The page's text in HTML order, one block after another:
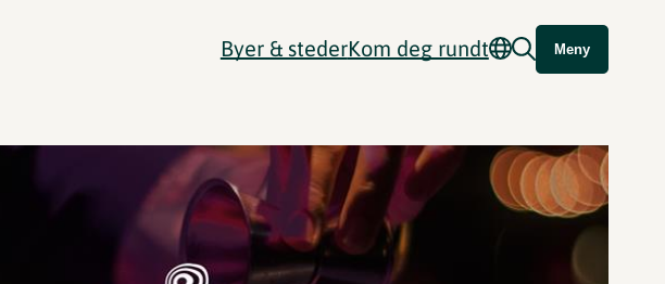
Byer & stederKom deg rundt Meny